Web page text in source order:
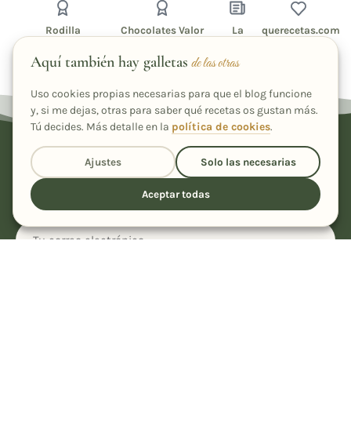
Aquí también hay galletas de las otras
Uso cookies propias necesarias para que el blog funcione
y, si me dejas, otras para saber qué recetas os gustan más.
Tú decides. Más detalle en la política de cookies.
Aceptar todas
Solo las necesarias
Ajustes
Rodilla
Aniversario
Chocolates Valor
Vida
La
Colaboradora
querecetas.com
Cada nueva receta, en tu correo
Únete a más de 2.600 suscriptores y llévate de regalo mi
recetario "Ensaladas que enamoran".